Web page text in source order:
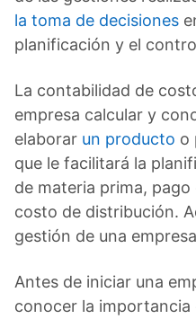
la toma de decisiones
planificación y el
La contabilidad de
empresa calcular y
elaborar un producto o
que le facilitará la
de materia prima,
costo de distribución.
gestión de una
Antes de iniciar una
conocer la importancia